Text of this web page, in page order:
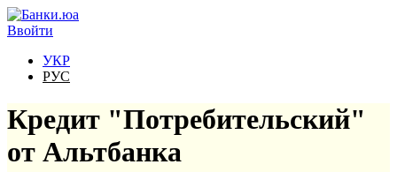
Перейти к основному содержанию
Ввойти
УКР
РУС
Кредит "Потребительский"
от Альтбанка